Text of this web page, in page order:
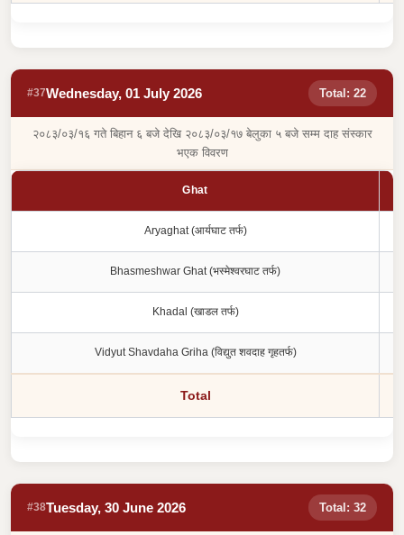
#37Wednesday, 01 July 2026 Total: 22
२०८३/०३/१६ गते बिहान ६ बजे देखि २०८३/०३/१७ बेलुका ५ बजे सम्म दाह संस्कार
भएक विवरण
Ghat
Aryaghat (आर्यघाट तर्फ)
Bhasmeshwar Ghat (भस्मेश्वरघाट तर्फ)
Khadal (खाडल तर्फ)
Vidyut Shavdaha Griha (विद्युत शवदाह गृहतर्फ)
Total
#38Tuesday, 30 June 2026 Total: 32